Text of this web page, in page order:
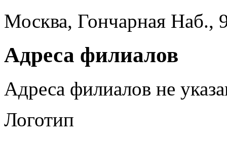
Москва, Гончарная Наб.,
Адреса филиалов
Адреса филиалов не
Логотип